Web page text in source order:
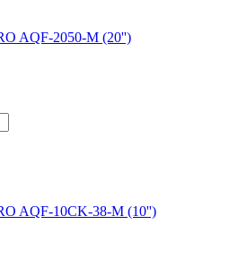
AQF-2050-M (20'')
AQF-10CK-38-M (10'')